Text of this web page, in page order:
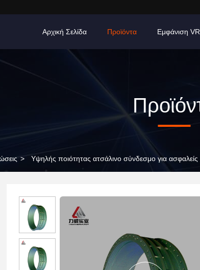
Αρχική Σελίδα Προϊόντα Εμφάνιση VR
> Υψηλής ποιότητας ατσάλινο σύνδεσμο για